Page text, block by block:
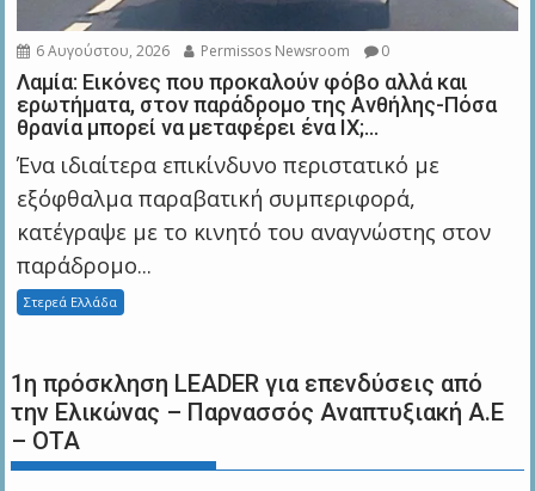
6 Αυγούστου, 2026 Permissos Newsroom 0
Λαμία: Εικόνες που προκαλούν φόβο αλλά και
ερωτήματα, στον παράδρομο της Ανθήλης-Πόσα
θρανία μπορεί να μεταφέρει ένα ΙΧ;…
Ένα ιδιαίτερα επικίνδυνο περιστατικό με
εξόφθαλμα παραβατική συμπεριφορά,
κατέγραψε με το κινητό του αναγνώστης στον
παράδρομο...
Στερεά Ελλάδα
1η πρόσκληση LEADER για επενδύσεις από
την Ελικώνας – Παρνασσός Αναπτυξιακή Α.Ε
– ΟΤΑ